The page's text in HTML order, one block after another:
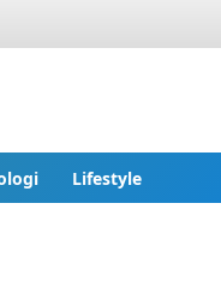
Lifestyle